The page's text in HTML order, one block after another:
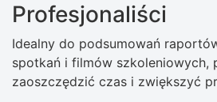
Profesjonaliści
Idealny do podsumowań
spotkań i filmów szkoleniowych,
zaoszczędzić czas i zwiększyć